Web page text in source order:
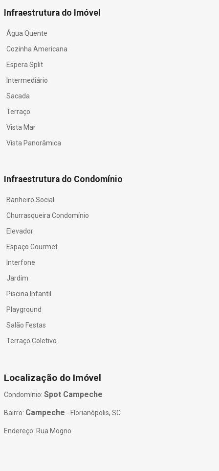
Infraestrutura do Imóvel
Água Quente
Cozinha Americana
Espera Split
Intermediário
Sacada
Terraço
Vista Mar
Vista Panorâmica
Infraestrutura do Condomínio
Banheiro Social
Churrasqueira Condomínio
Elevador
Espaço Gourmet
Interfone
Jardim
Piscina Infantil
Playground
Salão Festas
Terraço Coletivo
Localização do Imóvel
Condomínio: Spot Campeche
Bairro: Campeche - Florianópolis, SC
Endereço: Rua Mogno